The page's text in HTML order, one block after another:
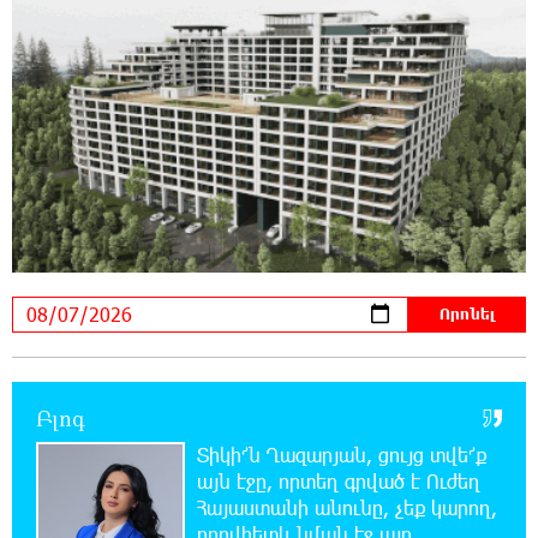
դատում են Ամենայն Հայոց Կաթողիկոսին․
Մարիաննա Ղահրամանյան
10:44:42 7-08-2026
«ՀայաՔվեն» կանգնած է Հայ առաքելական
եկեղեցու պաշտպանության առաջնագծում
10:40:33 7-08-2026
«ՀայաՔվե»-ն խստորեն դատապարտում է
քրեական հետապնդումը
ուժերի պահեստազորի փոխգնդապետ, հետախուզական
զորքերի սպա Արսեն Վարդանյանի ծննդյան տարեդարձն է
0:50:31 7-08-2026
Բլոգ
Տիկի՜ն Ղազարյան, ցույց տվե՜ք
այն էջը, որտեղ գրված է Ուժեղ
Հայաստանի անունը, չեք կարող,
որովհետև նման էջ այդ